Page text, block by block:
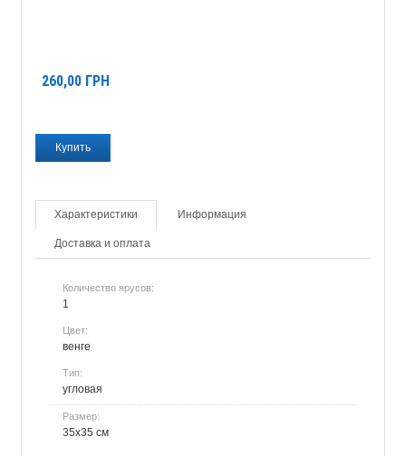
260,00 ГРН
Характеристики Информация
Доставка и оплата
Количество ярусов:
1
Цвет:
венге
Тип:
угловая
Размер:
35х35 см